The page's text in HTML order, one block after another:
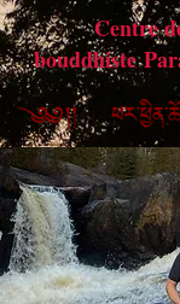
Centre
bouddhiste